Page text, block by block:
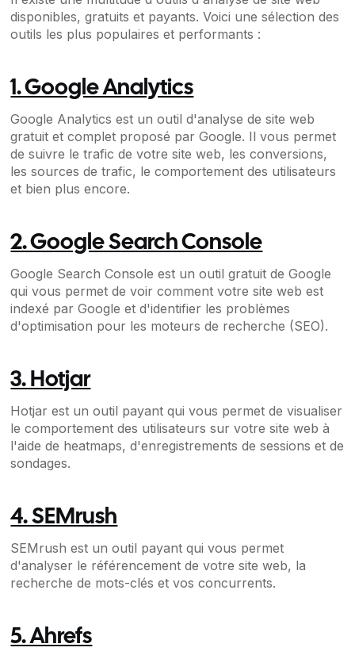
disponibles, gratuits et payants. Voici une sélection des
outils les plus populaires et performants :
1. Google Analytics
Google Analytics est un outil d'analyse de site web
gratuit et complet proposé par Google. Il vous permet
de suivre le trafic de votre site web, les conversions,
les sources de trafic, le comportement des utilisateurs
et bien plus encore.
2. Google Search Console
Google Search Console est un outil gratuit de Google
qui vous permet de voir comment votre site web est
indexé par Google et d'identifier les problèmes
d'optimisation pour les moteurs de recherche (SEO).
3. Hotjar
Hotjar est un outil payant qui vous permet de visualiser
le comportement des utilisateurs sur votre site web à
l'aide de heatmaps, d'enregistrements de sessions et de
sondages.
4. SEMrush
SEMrush est un outil payant qui vous permet
d'analyser le référencement de votre site web, la
recherche de mots-clés et vos concurrents.
5. Ahrefs